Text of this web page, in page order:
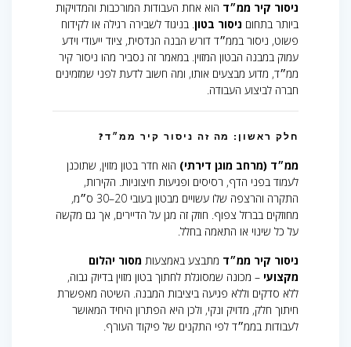
ניסור קיר ממ״ד הוא אחת העבודות המורכבות והמדויקות
ביותר בתחום ניסור בטון. בניגוד לשבירה רגילה או לקידוח
פשוט, ניסור בממ״ד דורש הבנה הנדסית, ציוד ייעודי וידע
עמוק במבנה הבטון המזוין. במאמר זה נסביר מהו ניסור קיר
ממ״ד, מדוע מבצעים אותו, ומה חשוב לדעת לפני שמזמינים
חברה לביצוע העבודה.
חלק ראשון: מה זה ניסור קיר ממ״ד?
ממ״ד (מרחב מוגן דירתי) הוא חדר בטון מזוין, שתוכנן
לעמוד בפני הדף, רסיסים ופגיעות חיצוניות. הקירות,
התקרה והרצפה שלו עשויים מבטון בעובי 20–30 ס״מ,
מחוזקים בברזל צפוף. חוזק זה מגן על הדיירים, אך גם מקשה
על כל שינוי או התאמה בחלל.
ניסור קיר ממ״ד מתבצע באמצעות מסור יהלום
מקצועי – מכונה שמסוגלת לחתוך בטון מזוין בדיוק גבוה,
ללא סדקים וללא פגיעה ביציבות המבנה. השיטה מאפשרת
חיתוך חלק, מדויק ונקי, ולכן היא הפתרון היחיד המאושר
לעבודות בממ״ד לפי התקנים של פיקוד העורף.